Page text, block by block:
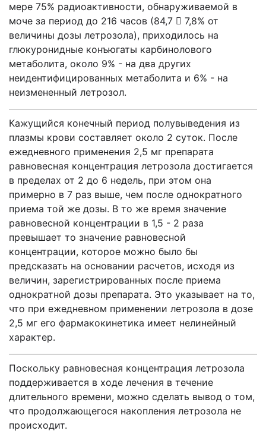
мере 75% радиоактивности, обнаруживаемой в
моче за период до 216 часов (84,7  7,8% от
величины дозы летрозола), приходилось на
глюкуронидные конъюгаты карбинолового
метаболита, около 9% - на два других
неидентифицированных метаболита и 6% - на
неизмененный летрозол.
Кажущийся конечный период полувыведения из
плазмы крови составляет около 2 суток. После
ежедневного применения 2,5 мг препарата
равновесная концентрация летрозола достигается
в пределах от 2 до 6 недель, при этом она
примерно в 7 раз выше, чем после однократного
приема той же дозы. В то же время значение
равновесной концентрации в 1,5 - 2 раза
превышает то значение равновесной
концентрации, которое можно было бы
предсказать на основании расчетов, исходя из
величин, зарегистрированных после приема
однократной дозы препарата. Это указывает на то,
что при ежедневном применении летрозола в дозе
2,5 мг его фармакокинетика имеет нелинейный
характер.
Поскольку равновесная концентрация летрозола
поддерживается в ходе лечения в течение
длительного времени, можно сделать вывод о том,
что продолжающегося накопления летрозола не
происходит.